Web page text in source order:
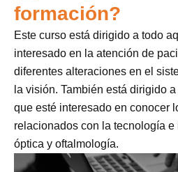
formación?
Este curso está dirigido a todo
interesado en la atención de
diferentes alteraciones en el
la visión. También está dirigido
que esté interesado en conocer
relacionados con la tecnología
óptica y oftalmología.